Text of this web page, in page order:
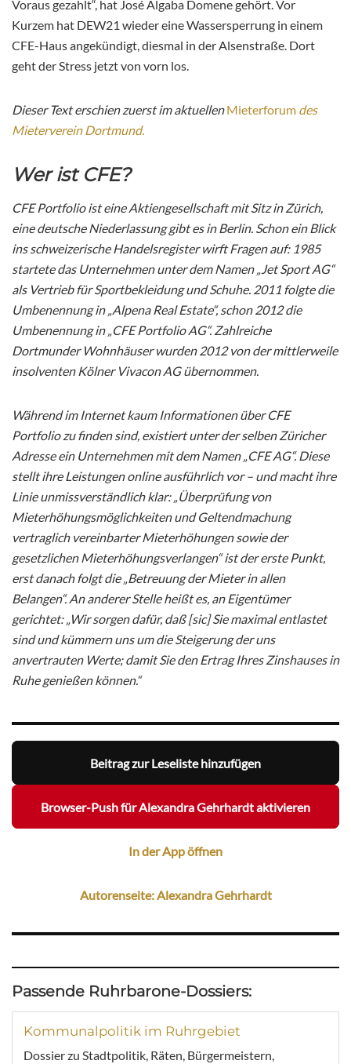
Voraus gezahlt“, hat José Algaba Domene gehört. Vor
Kurzem hat DEW21 wieder eine Wassersperrung in einem
CFE-Haus angekündigt, diesmal in der Alsenstraße. Dort
geht der Stress jetzt von vorn los.
Dieser Text erschien zuerst im aktuellenMieterforum des
Mieterverein Dortmund.
Wer ist CFE?
CFE Portfolio ist eine Aktiengesellschaft mit Sitz in Zürich,
eine deutsche Niederlassung gibt es in Berlin. Schon ein Blick
ins schweizerische Handelsregister wirft Fragen auf: 1985
startete das Unternehmen unter dem Namen „Jet Sport AG“
als Vertrieb für Sportbekleidung und Schuhe. 2011 folgte die
Umbenennung in „Alpena Real Estate“, schon 2012 die
Umbenennung in „CFE Portfolio AG“. Zahlreiche
Dortmunder Wohnhäuser wurden 2012 von der mittlerweile
insolventen Kölner Vivacon AG übernommen.
Während im Internet kaum Informationen über CFE
Portfolio zu finden sind, existiert unter der selben Züricher
Adresse ein Unternehmen mit dem Namen „CFE AG“. Diese
stellt ihre Leistungen online ausführlich vor – und macht ihre
Linie unmissverständlich klar: „Überprüfung von
Mieterhöhungsmöglichkeiten und Geltendmachung
vertraglich vereinbarter Mieterhöhungen sowie der
gesetzlichen Mieterhöhungsverlangen“ ist der erste Punkt,
erst danach folgt die „Betreuung der Mieter in allen
Belangen“. An anderer Stelle heißt es, an Eigentümer
gerichtet: „Wir sorgen dafür, daß [sic] Sie maximal entlastet
sind und kümmern uns um die Steigerung der uns
anvertrauten Werte; damit Sie den Ertrag Ihres Zinshauses in
Ruhe genießen können.“
Beitrag zur Leseliste hinzufügen
Browser-Push für Alexandra Gehrhardt aktivieren
In der App öffnen
Autorenseite: Alexandra Gehrhardt
Passende Ruhrbarone-Dossiers:
Kommunalpolitik im Ruhrgebiet
Dossier zu Stadtpolitik, Räten, Bürgermeistern,